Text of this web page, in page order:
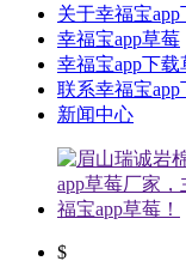
关于幸福宝
幸福宝app草莓
幸福宝app下载
联系幸福宝
新闻中心
$